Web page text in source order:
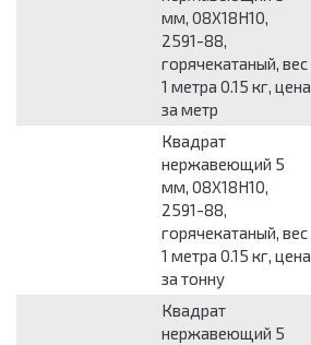
мм, 08Х18Н10,
2591-88,
горячекатаный, вес
1 метра 0.15 кг, цена
за метр
Квадрат
нержавеющий 5
мм, 08Х18Н10,
2591-88,
горячекатаный, вес
1 метра 0.15 кг, цена
за тонну
Квадрат
нержавеющий 5